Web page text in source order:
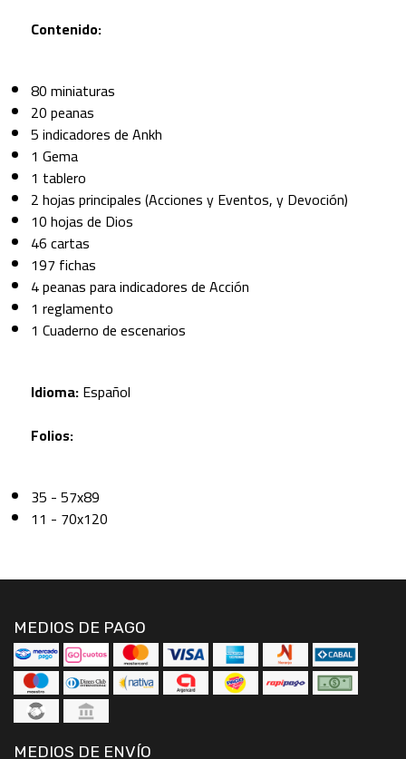
Contenido:
80 miniaturas
20 peanas
5 indicadores de Ankh
1 Gema
1 tablero
2 hojas principales (Acciones y Eventos, y Devoción)
10 hojas de Dios
46 cartas
197 fichas
4 peanas para indicadores de Acción
1 reglamento
1 Cuaderno de escenarios
Idioma:Español
Folios:
35 - 57x89
11 - 70x120
MEDIOS DE PAGO
MEDIOS DE ENVÍO